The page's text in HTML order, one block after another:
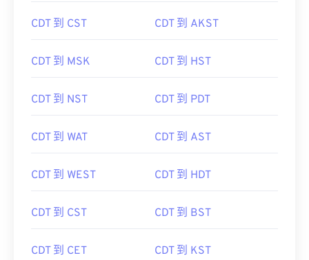
CDT 到 CST CDT 到 AKST
CDT 到 MSK CDT 到 HST
CDT 到 NST CDT 到 PDT
CDT 到 WAT CDT 到 AST
CDT 到 WEST CDT 到 HDT
CDT 到 CST CDT 到 BST
CDT 到 CET CDT 到 KST